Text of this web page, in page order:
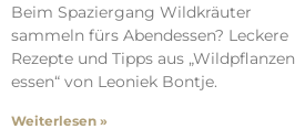
Beim Spaziergang Wildkräuter
sammeln fürs Abendessen? Leckere
Rezepte und Tipps aus „Wildpflanzen
essen“ von Leoniek Bontje.
Weiterlesen »